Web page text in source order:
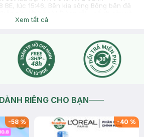
BE, lúc 15:46, Bên kia sông Bông bân đã
cần hỗ trợ bạn inbox Facebook để
vẹn ạ. Hasaki gửi bạn Fanpage mỹ
www.facebook.com/Hasaki.vn ạ
Xem tất cả
RIÊNG CHO BẠN
-58% -40 %